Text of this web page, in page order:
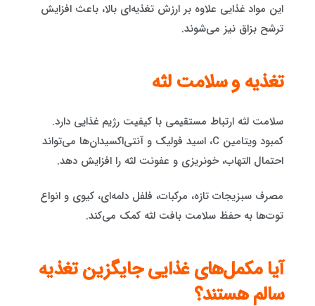
این مواد غذایی علاوه بر ارزش تغذیه‌ای بالا، باعث افزایش
ترشح بزاق نیز می‌شوند.
تغذیه و سلامت لثه
سلامت لثه ارتباط مستقیمی با کیفیت رژیم غذایی دارد.
کمبود ویتامین C، اسید فولیک و آنتی‌اکسیدان‌ها می‌تواند
احتمال التهاب، خونریزی و عفونت لثه را افزایش دهد.
مصرف سبزیجات تازه، مرکبات، فلفل دلمه‌ای، کیوی و انواع
توت‌ها به حفظ سلامت بافت لثه کمک می‌کند.
آیا مکمل‌های غذایی جایگزین تغذیه
سالم هستند؟